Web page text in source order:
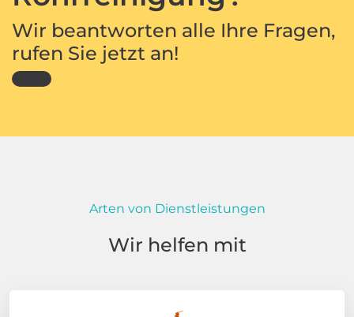
Wir beantworten alle Ihre Fragen,
rufen Sie jetzt an!
Arten von Dienstleistungen
Wir helfen mit